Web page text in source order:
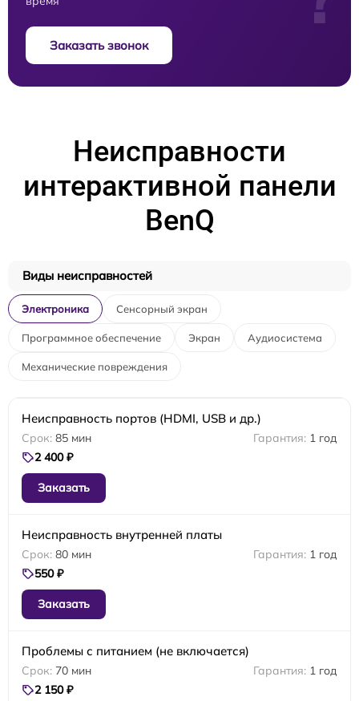
Заказать звонок
Неисправности
интерактивной панели
BenQ
Виды неисправностей
Электроника Сенсорный экран
Программное обеспечение Экран Аудиосистема
Механические повреждения
Неисправность портов (HDMI, USB и др.)
85 мин
1 год
2 400 ₽
Заказать
Неисправность внутренней платы
80 мин
1 год
550 ₽
Заказать
Проблемы с питанием (не включается)
70 мин
1 год
2 150 ₽